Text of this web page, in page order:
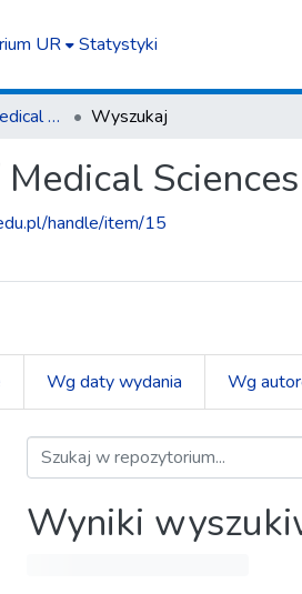
UR Statystyki
Nauki Medyczne / Medical Sciences Wyszukaj
Sciences
handle/item/15
Wg daty wydania Wg
Wyniki